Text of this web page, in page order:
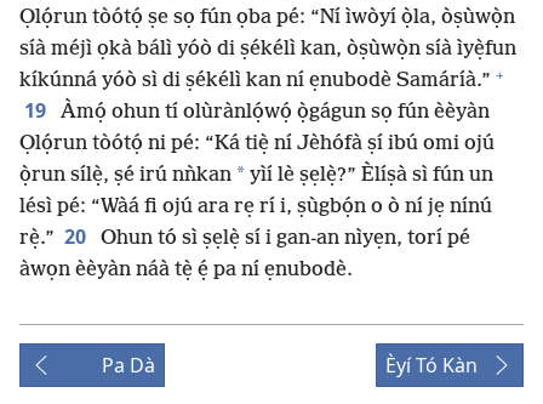
Ọlọ́run tòótọ́ ṣe sọ fún ọba pé: “Ní ìwòyí ọ̀la, òṣùwọ̀n
síà méjì ọkà bálì yóò di ṣékélì kan, òṣùwọ̀n síà ìyẹ̀fun
kíkúnná yóò sì di ṣékélì kan ní ẹnubodè Samáríà.” +
19
Àmọ́ ohun tí olùrànlọ́wọ́ ọ̀gágun sọ fún èèyàn
Ọlọ́run tòótọ́ ni pé: “Ká tiẹ̀ ní Jèhófà ṣí ibú omi ojú
ọ̀run sílẹ̀, ṣé irú nǹkan * yìí lè ṣẹlẹ̀?” Èlíṣà sì fún un
lésì pé: “Wàá fi ojú ara rẹ rí i, ṣùgbọ́n o ò ní jẹ nínú
rẹ̀.” 20
Ohun tó sì ṣẹlẹ̀ sí i gan-an nìyẹn, torí pé
àwọn èèyàn náà tẹ̀ ẹ́ pa ní ẹnubodè.
Pa Dà Èyí Tó Kàn